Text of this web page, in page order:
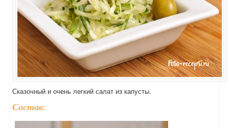
Сказочный и очень легкий салат из капусты.
Состав: